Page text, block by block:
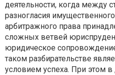
деятельности, когда между
разногласия
арбитражного права
сложных ветвей
юридическое
таком разбирательстве
условием успеха. При этом